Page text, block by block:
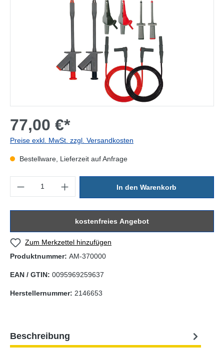
77,00 €*
Preise exkl. MwSt. zzgl. Versandkosten
Bestellware, Lieferzeit auf Anfrage
In den Warenkorb
kostenfreies Angebot
Zum Merkzettel hinzufügen
Produktnummer: AM-370000
EAN / GTIN: 0095969259637
Herstellernummer: 2146653
Beschreibung